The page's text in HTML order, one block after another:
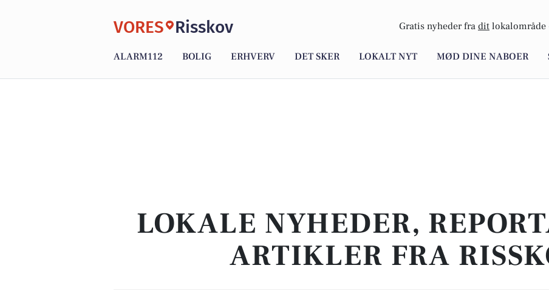
VORES Risskov Gratis nyheder fra dit lokalområde
ALARM112 BOLIG ERHVERV DET SKER LOKALT NYT MØD DINE NABOER
LOKALE NYHEDER,
ARTIKLER FRA